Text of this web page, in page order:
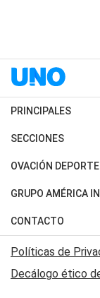
PRINCIPALES
Últimas Noticias
Política
Judiciales
Economia
SECCIONES
Horóscopo
Motores
Trucos caseros
Series y Películas
Edictos y
OVACIÓN
Fútbol
Mundial
Automovilismo
Rugby
GRUPO AMÉRICA
Canal 7 en Vivo
CONTACTO
Acerca de Nosotros
Contactanos
Políticas de
Decálogo ético